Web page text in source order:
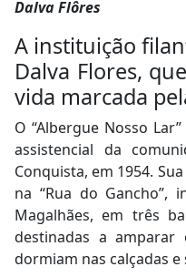
Dalva Flôres
A instituição
Dalva Flores,
vida marcada
O “Albergue Nosso
assistencial da
Conquista, em 1954.
na “Rua do Gancho”,
Magalhães, em três
destinadas a amparar
dormiam nas calçadas e